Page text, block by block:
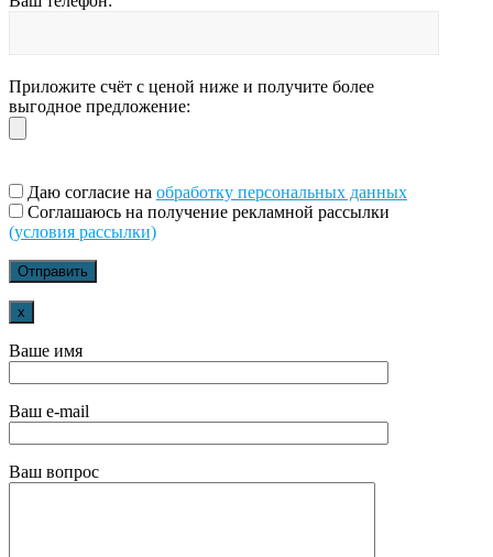
Приложите счёт с ценой ниже и получите более
выгодное предложение:
Даю согласие на обработку персональных данных
Соглашаюсь на получение рекламной рассылки
(условия рассылки)
x
Ваше имя
Ваш e-mail
Ваш вопрос